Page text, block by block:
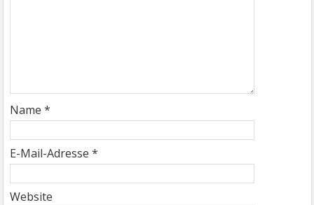
Name*
E-Mail-Adresse*
Website